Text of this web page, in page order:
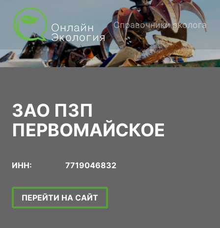
Справочники эколога
ЗАО ПЗП
ПЕРВОМАЙСКОЕ
ИНН: 7719046832
ПЕРЕЙТИ НА САЙТ